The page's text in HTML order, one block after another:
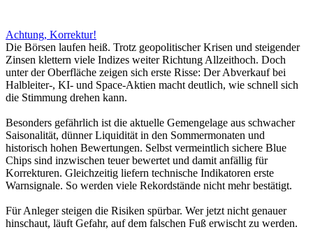
Achtung, Korrektur!
Die Börsen laufen heiß. Trotz geopolitischer Krisen und steigender
Zinsen klettern viele Indizes weiter Richtung Allzeithoch. Doch
unter der Oberfläche zeigen sich erste Risse: Der Abverkauf bei
Halbleiter-, KI- und Space-Aktien macht deutlich, wie schnell sich
die Stimmung drehen kann.
Besonders gefährlich ist die aktuelle Gemengelage aus schwacher
Saisonalität, dünner Liquidität in den Sommermonaten und
historisch hohen Bewertungen. Selbst vermeintlich sichere Blue
Chips sind inzwischen teuer bewertet und damit anfällig für
Korrekturen. Gleichzeitig liefern technische Indikatoren erste
Warnsignale. So werden viele Rekordstände nicht mehr bestätigt.
Für Anleger steigen die Risiken spürbar. Wer jetzt nicht genauer
hinschaut, läuft Gefahr, auf dem falschen Fuß erwischt zu werden.